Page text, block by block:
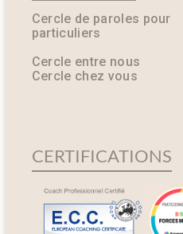
Cercle de paroles pour
particuliers
Cercle entre nous
Cercle chez vous
CERTIFICATIONS